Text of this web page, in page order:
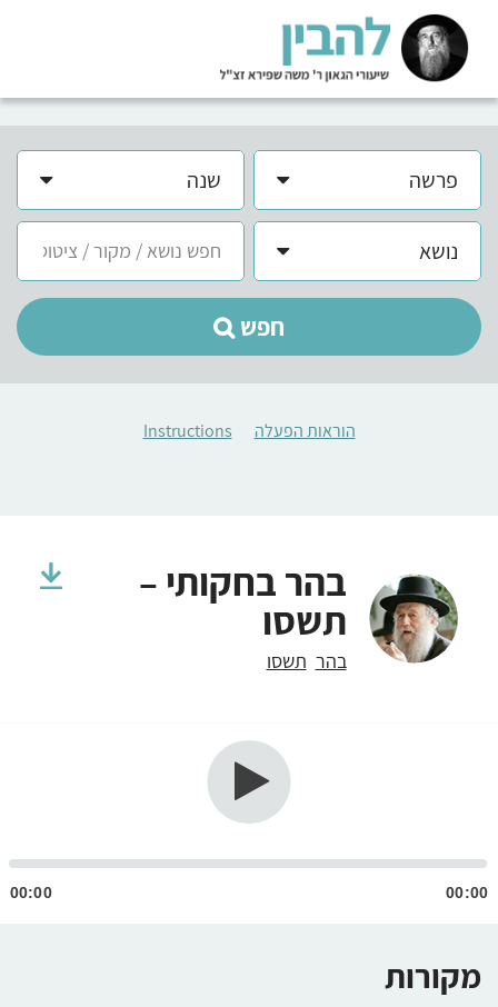
פרשה שנה
נושא
חפש
הוראות הפעלה Instructions
בהר בחקותי –
תשסו
בהר תשסו
00:00 00:00
מקורות